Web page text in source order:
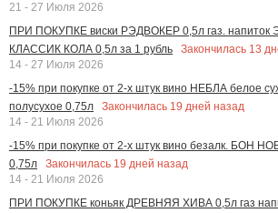
21 - 27 Июля 2026
ПРИ ПОКУПКЕ виски РЭДВОКЕР 0,5л газ.
КЛАССИК КОЛА 0,5л за 1 рубль
Закончилась 13
14 - 27 Июля 2026
-15% при покупке от 2-х штук вино НЕБЛА белое
полусухое 0,75л
Закончилась 19 дней назад
14 - 21 Июля 2026
-15% при покупке от 2-х штук вино безалк. БОН
0,75л
Закончилась 19 дней назад
14 - 21 Июля 2026
ПРИ ПОКУПКЕ коньяк ДРЕВНЯЯ ХИВА 0,5л газ